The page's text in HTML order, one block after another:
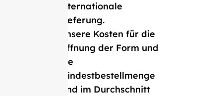
internationale
Lieferung.
Unsere Kosten für die
Öffnung der Form und
die
Mindestbestellmenge
sind im Durchschnitt